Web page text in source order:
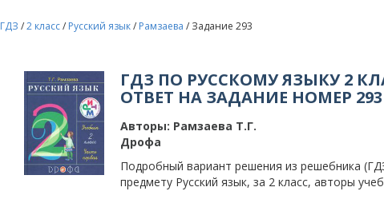
ГДЗ /2 класс/ Русский язык/ Рамзаева / Задание 293
ГДЗ ПО РУССКОМУ ЯЗЫКУ 2
ОТВЕТ НА ЗАДАНИЕ НОМЕР 293
Авторы: Рамзаева Т.Г.
Дрофа
Подробный вариант решения из решебника
предмету Русский язык, за 2 класс, авторы